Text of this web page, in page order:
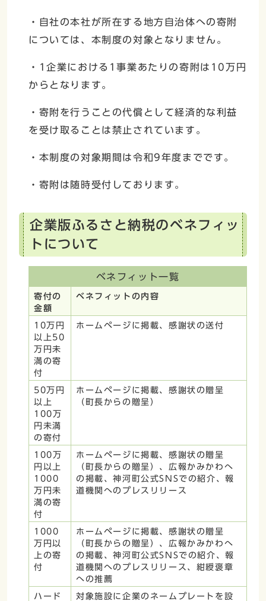
・自社の本社が所在する地方自治体への寄附
については、本制度の対象となりません。
・1企業における1事業あたりの寄附は10万円
からとなります。
・寄附を行うことの代償として経済的な利益
を受け取ることは禁止されています。
・本制度の対象期間は令和9年度までです。
・寄附は随時受付しております。
企業版ふるさと納税のベネフィッ
トについて
ベネフィット一覧
寄付の
金額
ベネフィットの内容
10万円
以上50
万円未
満の寄
付
ホームページに掲載、感謝状の送付
50万円
以上
100万
円未満
の寄付
ホームページに掲載、感謝状の贈呈
（町長からの贈呈）
100万
円以上
1000
万円未
満の寄
付
ホームページに掲載、感謝状の贈呈
（町長からの贈呈）、広報かみかわへ
の掲載、神河町公式SNSでの紹介、報
道機関へのプレスリリース
1000
万円以
上の寄
付
ホームページに掲載、感謝状の贈呈
（町長からの贈呈）、広報かみかわへ
の掲載、神河町公式SNSでの紹介、報
道機関へのプレスリリース、紺綬褒章
への推薦
ハード 対象施設に企業のネームプレートを設